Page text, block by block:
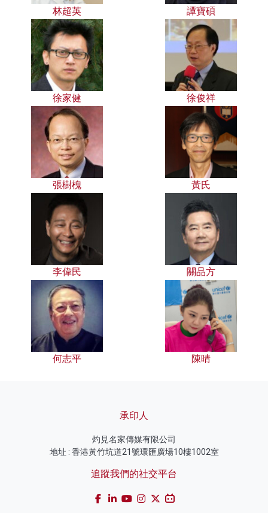
林超英 譚寶碩
徐家健 徐俊祥
張樹槐 黃氏
李偉民 關品方
何志平 陳晴
承印人
灼見名家傳媒有限公司
地址 : 香港黃竹坑道21號環匯廣場10樓1002室
追蹤我們的社交平台